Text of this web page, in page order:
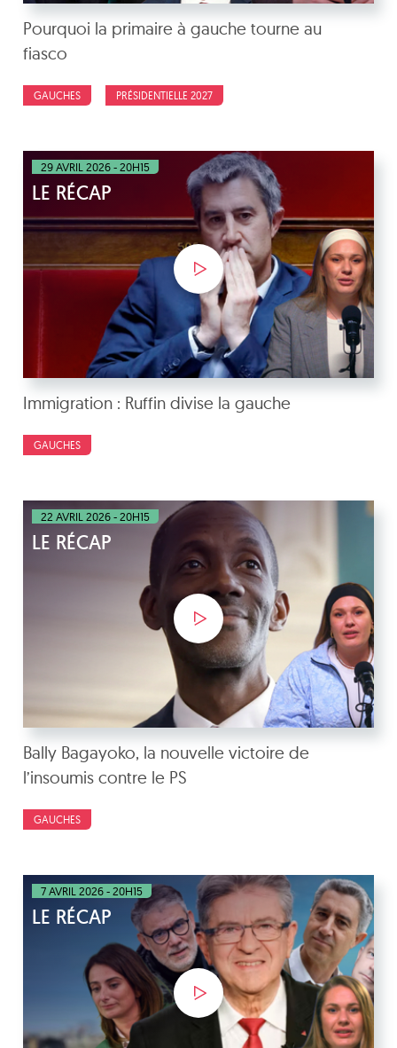
Pourquoi la primaire à gauche tourne au
fiasco
GAUCHES PRÉSIDENTIELLE 2027
29 AVRIL 2026 - 20H15
LE RÉCAP
Immigration : Ruffin divise la gauche
GAUCHES
22 AVRIL 2026 - 20H15
LE RÉCAP
Bally Bagayoko, la nouvelle victoire de
l’insoumis contre le PS
GAUCHES
7 AVRIL 2026 - 20H15
LE RÉCAP